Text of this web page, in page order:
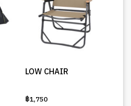
LOW CHAIR
฿1,750